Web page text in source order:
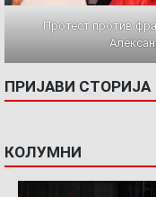
Протест против
ПРИЈАВИ СТОРИЈА
КОЛУМНИ